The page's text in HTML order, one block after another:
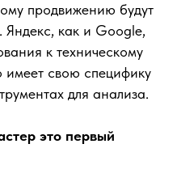
продвижению будут
Яндекс, как и Google,
к техническому
имеет свою специфику
для анализа.
это первый